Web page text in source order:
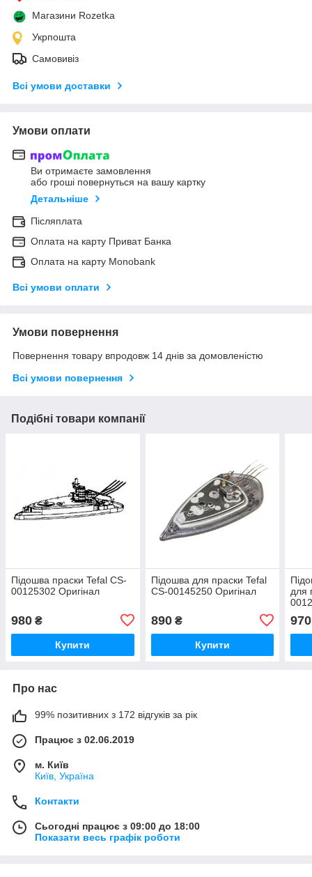
Магазини Rozetka
Укрпошта
Самовивіз
Всі умови доставки
Умови оплати
Ви отримаєте замовлення
або гроші повернуться на вашу картку
Детальніше
Післяплата
Оплата на карту Приват Банка
Оплата на карту Monobank
Всі умови оплати
Умови повернення
Повернення товару впродовж 14 днів за домовленістю
Всі умови повернення
Подібні товари компанії
Підошва праски Tefal CS-
00125302 Оригінал
980 ₴
Купити
Підошва для праски Tefal
CS-00145250 Оригінал
890₴
Купити
для
970
Про нас
99% позитивних з 172 відгуків за рік
Працює з 02.06.2019
м. Київ
Київ, Україна
Контакти
Сьогодні працює з 09:00 до 18:00
Показати весь графік роботи